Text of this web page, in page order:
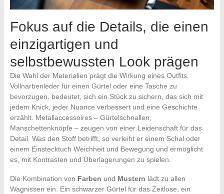
Fokus auf die Details, die einen
einzigartigen und
selbstbewussten Look prägen
Die Wahl der Materialien prägt die Wirkung eines Outfits.
Vollnarbenleder für einen Gürtel oder eine Tasche zu
bevorzugen, bedeutet, sich ein Stück zu sichern, das sich mit
jedem Knick, jeder Nuance verbessert und eine Geschichte
erzählt. Metallaccessoires – Gürtelschnallen,
Manschettenknöpfe – zeugen von einer Leidenschaft für das
Detail. Was den Stoff betrifft, so verleiht er einem Schal oder
einem Einstecktuch Weichheit und Bewegung und ermöglicht
es, mit Kontrasten und Überlagerungen zu spielen.
Die Kombination von Farben und Mustern lädt zu allen
Wagnissen ein. Ein schwarzer Gürtel für das Zeitlose, ein